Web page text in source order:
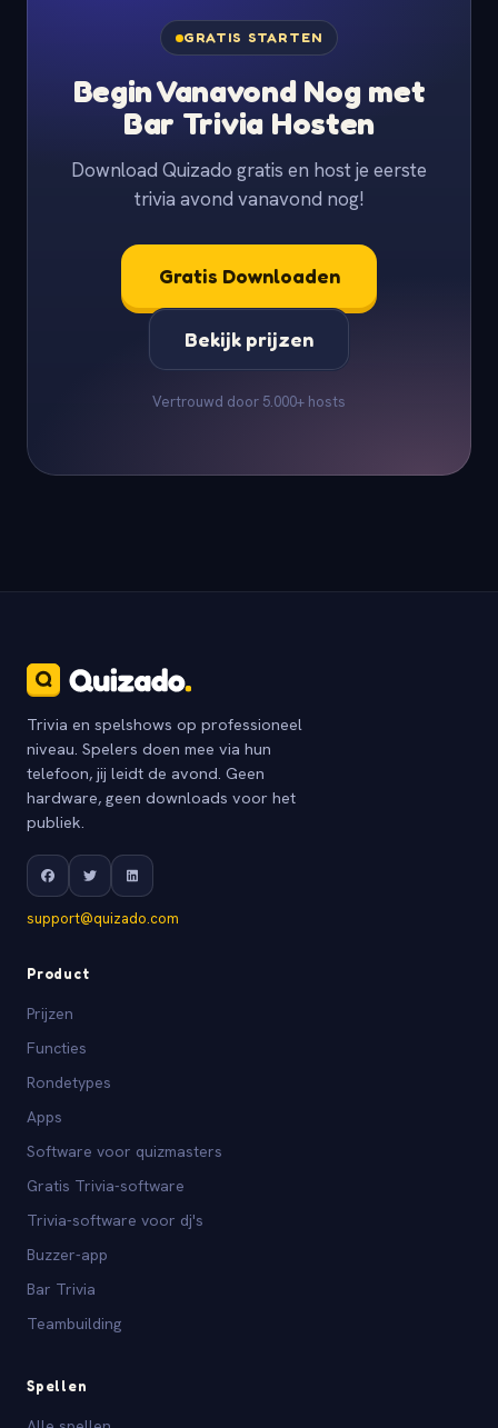
GRATIS STARTEN
Begin Vanavond Nog met
Bar Trivia Hosten
Download Quizado gratis en host je eerste
trivia avond vanavond nog!
Gratis Downloaden
Bekijk prijzen
Vertrouwd door 5.000+ hosts
Trivia en spelshows op professioneel
niveau. Spelers doen mee via hun
telefoon, jij leidt de avond. Geen
hardware, geen downloads voor het
publiek.
support@quizado.com
Product
Prijzen
Functies
Rondetypes
Apps
Software voor quizmasters
Gratis Trivia-software
Trivia-software voor dj's
Buzzer-app
Bar Trivia
Teambuilding
Spellen